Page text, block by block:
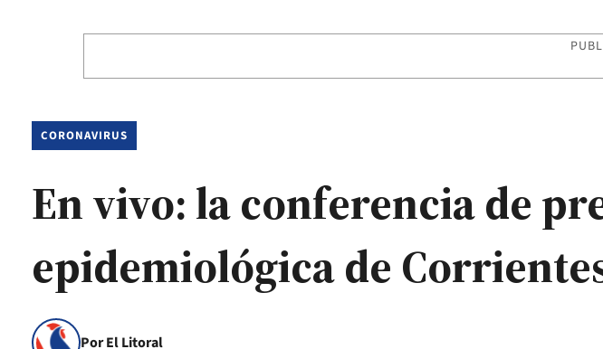
CORONAVIRUS
En vivo: la conferencia de
epidemiológica de
Por El Litoral